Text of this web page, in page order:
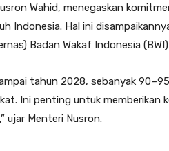
Wahid, menegaskan
Indonesia. Hal ini
Badan Wakaf Indonesia
tahun 2028, sebanyak
Ini penting untuk memberikan
ujar Menteri Nusron.